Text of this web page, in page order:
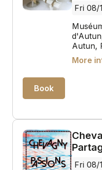
Fri 08/
Autun,
More
Book
Fri 08/